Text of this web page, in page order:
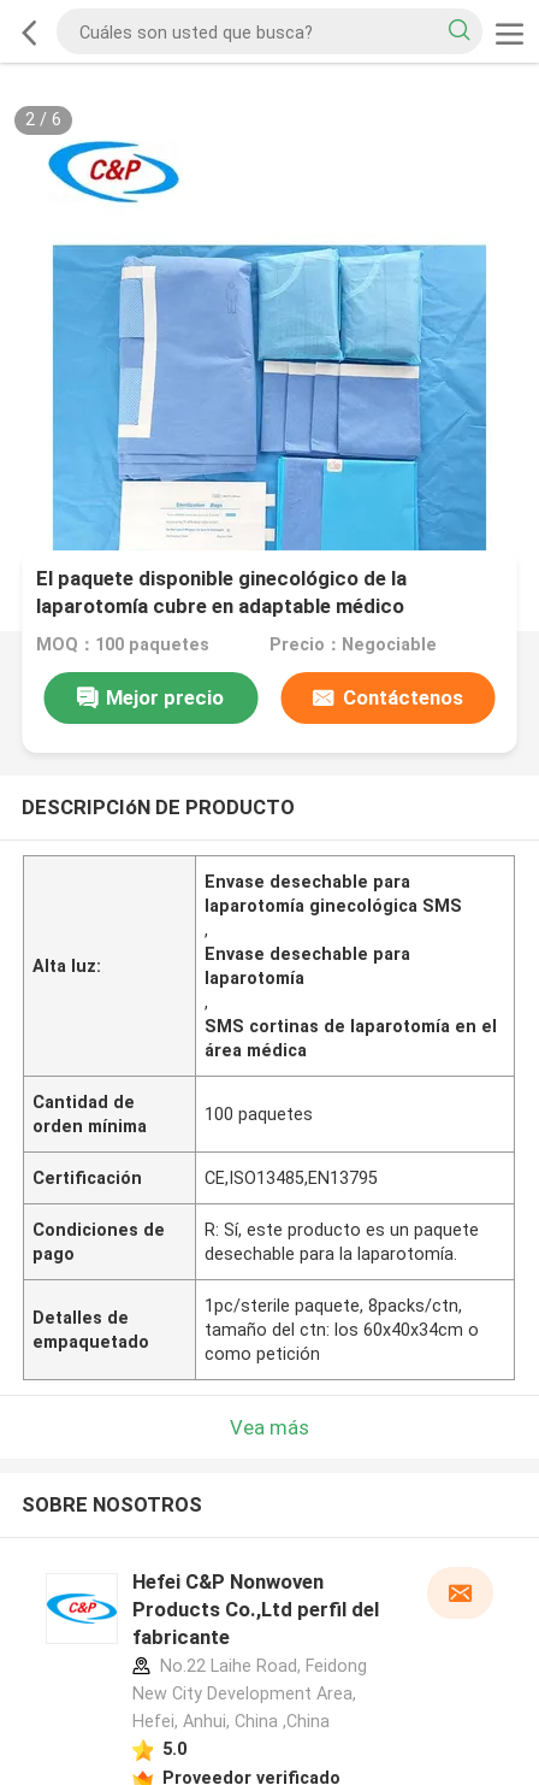
2/ 6
El paquete disponible ginecológico de la
laparotomía cubre en adaptable médico
MOQ：100 paquetes Precio：Negociable
Mejor precio Contáctenos
DESCRIPCIóN DE PRODUCTO
Alta luz:
Envase desechable para
laparotomía ginecológica SMS
,
Envase desechable para
laparotomía
,
SMS cortinas de laparotomía en el
área médica
Cantidad de
orden mínima
100 paquetes
Certificación CE,ISO13485,EN13795
Condiciones de
pago
R: Sí, este producto es un paquete
desechable para la laparotomía.
Detalles de
empaquetado
1pc/sterile paquete, 8packs/ctn,
tamaño del ctn: los 60x40x34cm o
como petición
Vea más
SOBRE NOSOTROS
Hefei C&P Nonwoven
Products Co.,Ltd perfil del
fabricante
No.22 Laihe Road, Feidong
New City Development Area,
Hefei, Anhui, China ,China
5.0
Proveedor verificado